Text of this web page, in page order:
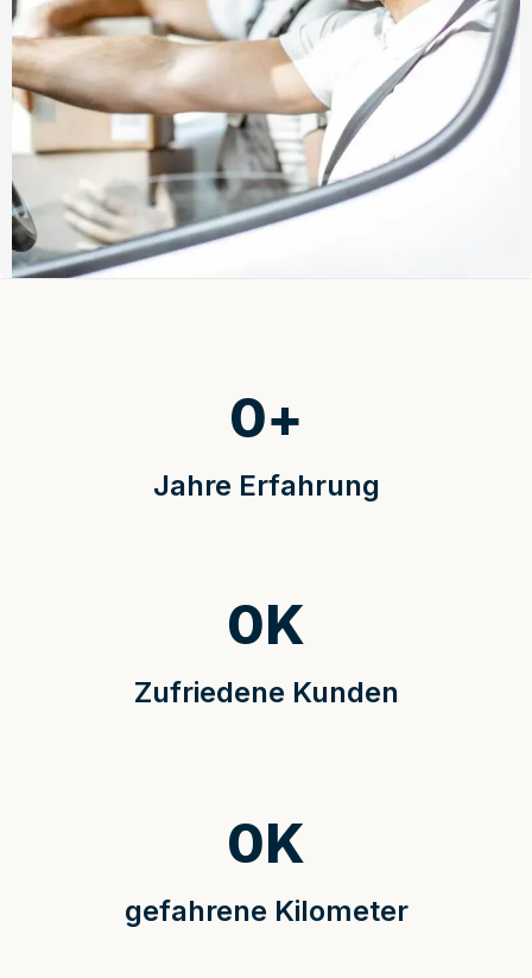
Jahre Erfahrung
0+
Zufriedene Kunden
0K
gefahrene Kilometer
0K